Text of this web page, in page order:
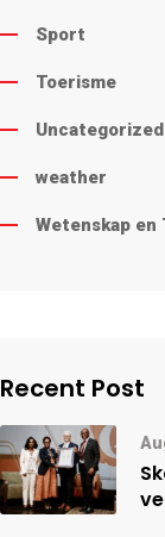
Sport
Toerisme
Uncategorized
weather
Wetenskap en
Recent Post